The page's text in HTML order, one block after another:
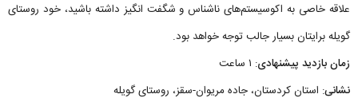
علاقه خاصی به اکوسیستم‌های ناشناس و شگفت انگیز داشته باشید، خود روستای
گویله برایتان بسیار جالب توجه خواهد بود.
زمان بازدید پیشنهادی: ۱ ساعت
نشانی: استان کردستان، جاده مریوان-سقز، روستای گویله